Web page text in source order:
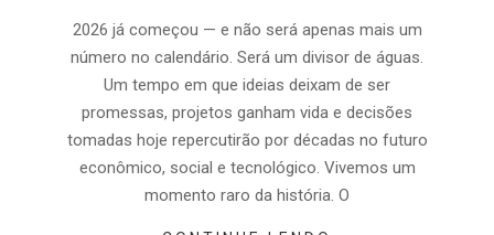
2026 já começou — e não será apenas mais um
número no calendário. Será um divisor de águas.
Um tempo em que ideias deixam de ser
promessas, projetos ganham vida e decisões
tomadas hoje repercutirão por décadas no futuro
econômico, social e tecnológico. Vivemos um
momento raro da história. O